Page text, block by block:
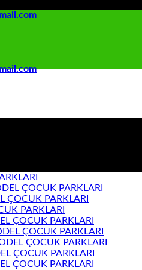
ÇOCUK PARKLARI
ÇOCUK PARKLARI
PARKLARI
ÇOCUK PARKLARI
ÇOCUK PARKLARI
ÇOCUK PARKLARI
ÇOCUK PARKLARI
ÇOCUK PARKLARI